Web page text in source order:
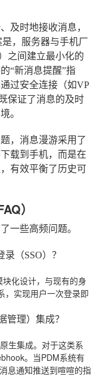
及时地接收消息，
，服务器与手机厂
之间建立最小化的
“新消息提醒”指
过安全连接（如VP
保证了消息的及时
。
，消息漫游采用了
载到手机，而是在
有效平衡了历史可
）
一些高频问题。
（SSO）？
化设计，与现有的身
，实现用户一次登录即
管理）集成？
生集成。对于这类系
。当PDM系统有
息通知推送到喧喧的指